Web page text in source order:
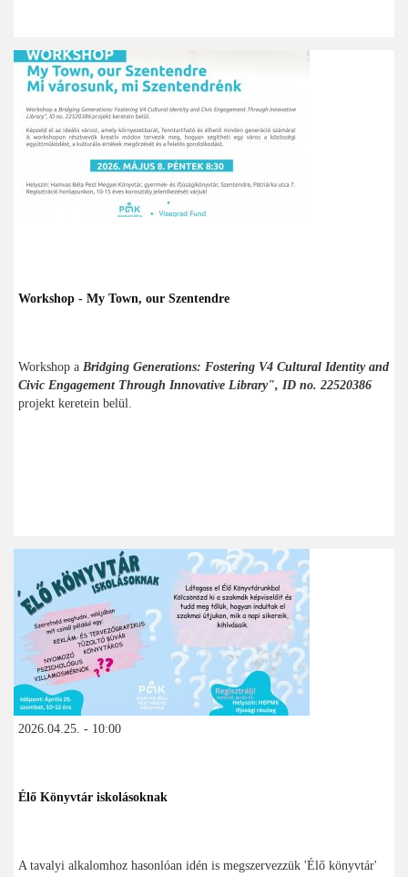
Workshop - My Town, our Szentendre
Workshop a Bridging Generations: Fostering V4 Cultural Identity and
Civic Engagement Through Innovative Library", ID no. 22520386
projekt keretein belül.
2026.04.25. - 10:00
Élő Könyvtár iskolásoknak
A tavalyi alkalomhoz hasonlóan idén is megszervezzük 'Élő könyvtár'